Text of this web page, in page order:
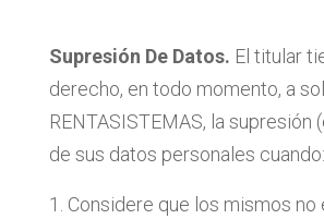
Supresión De Datos. El titular
derecho, en todo momento, a
RENTASISTEMAS, la supresión
de sus datos personales cuando:
Considere que los mismos no